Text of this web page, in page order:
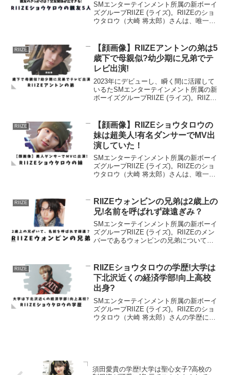
SMエンターテインメント所属の新ボーイ
ズグループRIIZE (ライズ)。RIIZEのショ
ウタロウ（大崎 将太郎）さんは、唯一の
繋がりが凄いことが度々注目されていま
す。R...
RIIZE
【顔画像】RIIZEアントンの弟は5
歳下で母親似?幼少期に兄弟でテ
レビ出演!
2023年にデビューし、瞬く間に活躍して
いるたSMエンターテインメント所属の新
ボーイズグループRIIZE (ライズ)。RIIZE
分かりました！高身長イケメン母親のシ
ムヘ...
RIIZE
【顔画像】RIIZEショウタロウの
妹は超美人!有名ダンサーでMV出
演していた！
SMエンターテインメント所属の新ボーイ
ズグループRIIZE (ライズ)。RIIZEのショ
ウタロウ（大崎 将太郎）さんは、唯一の
ウタロウさんの妹は有名ダンサーと情報
があり...
RIIZE
RIIZEウォンビンの兄弟は2歳上の
兄!名前を呼ばれず疎遠ぎみ？
SMエンターテインメント所属の新ボーイ
ズグループRIIZE (ライズ)。RIIZEのメン
バーであるウォンビンの兄弟についてま
ォンビンの家族構成RIIZE公式Xより...
RIIZE
RIIZEショウタロウの学歴!大学は
下北沢近くの経済学部!向上高校
出身?
SMエンターテインメント所属の新ボーイ
ズグループRIIZE (ライズ)。RIIZEのショ
ウタロウ（大崎 将太郎）さんの学歴につ
須田愛貴の学歴!大学は聖心女子?高校の